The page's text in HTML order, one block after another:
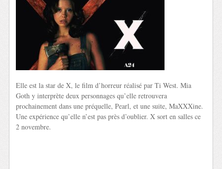
Elle est la star de X, le film d’horreur réalisé par Ti West. Mia
Goth y interprète deux personnages qu’elle retrouvera
prochainement dans une préquelle, Pearl, et une suite, MaXXXine.
Une expérience qu’elle n’est pas près d’oublier. X sort en salles ce
2 novembre.